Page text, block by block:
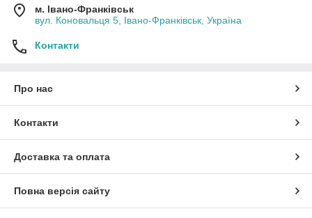
м. Івано-Франківськ
вул. Коновальця 5, Івано-Франківськ, Україна
Контакти
Про нас
Контакти
Доставка та оплата
Повна версія сайту